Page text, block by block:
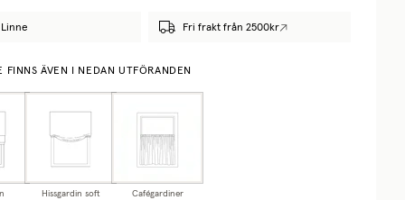
Linne Fri frakt från 2500kr
FINNS ÄVEN I NEDAN UTFÖRANDEN
Hissgardin soft Cafégardiner